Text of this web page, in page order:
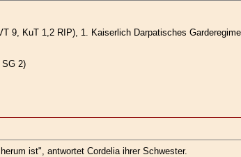
9, KuT 1,2 RIP), 1. Kaiserlich Darpatisches
2)
ist", antwortet Cordelia ihrer Schwester.